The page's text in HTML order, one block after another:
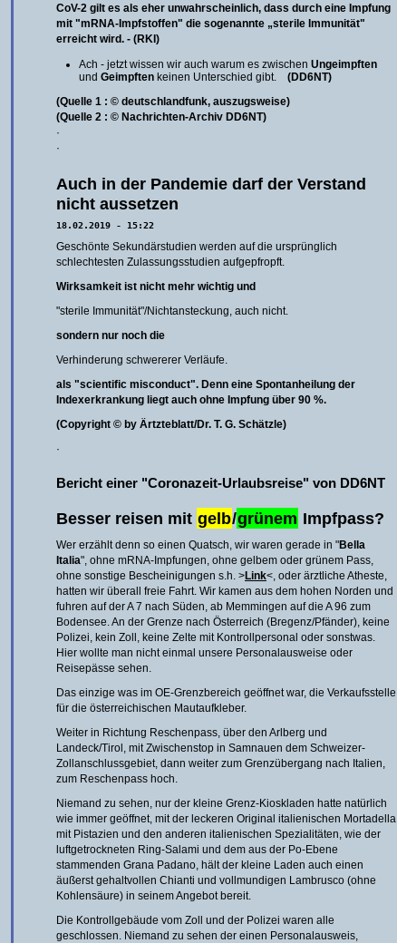
CoV-2 gilt es als eher unwahrscheinlich, dass durch eine Impfung
mit "mRNA-Impfstoffen" die sogenannte „sterile Immunität"
erreicht wird. - (RKI)
Ach - jetzt wissen wir auch warum es zwischen Ungeimpften
und Geimpften keinen Unterschied gibt. (DD6NT)
(Quelle 1 : © deutschlandfunk, auszugsweise)
(Quelle 2 : © Nachrichten-Archiv DD6NT)
·
·
Auch in der Pandemie darf der Verstand
nicht aussetzen
18.02.2019 - 15:22
Geschönte Sekundärstudien werden auf die ursprünglich
schlechtesten Zulassungsstudien aufgepfropft.
Wirksamkeit ist nicht mehr wichtig und
"sterile Immunität"/Nichtansteckung, auch nicht.
sondern nur noch die
Verhinderung schwererer Verläufe.
als "scientific misconduct". Denn eine Spontanheilung der
Indexerkrankung liegt auch ohne Impfung über 90 %.
(Copyright © by Ärtzteblatt/Dr. T. G. Schätzle)
·
Bericht einer "Coronazeit-Urlaubsreise" von DD6NT
Besser reisen mit gelb/grünem Impfpass?
Wer erzählt denn so einen Quatsch, wir waren gerade in "Bella
Italia", ohne mRNA-Impfungen, ohne gelbem oder grünem Pass,
ohne sonstige Bescheinigungen s.h. >Link<, oder ärztliche Atheste,
hatten wir überall freie Fahrt. Wir kamen aus dem hohen Norden und
fuhren auf der A 7 nach Süden, ab Memmingen auf die A 96 zum
Bodensee. An der Grenze nach Österreich (Bregenz/Pfänder), keine
Polizei, kein Zoll, keine Zelte mit Kontrollpersonal oder sonstwas.
Hier wollte man nicht einmal unsere Personalausweise oder
Reisepässe sehen.
Das einzige was im OE-Grenzbereich geöffnet war, die Verkaufsstelle
für die österreichischen Mautaufkleber.
Weiter in Richtung Reschenpass, über den Arlberg und
Landeck/Tirol, mit Zwischenstop in Samnauen dem Schweizer-
Zollanschlussgebiet, dann weiter zum Grenzübergang nach Italien,
zum Reschenpass hoch.
Niemand zu sehen, nur der kleine Grenz-Kioskladen hatte natürlich
wie immer geöffnet, mit der leckeren Original italienischen Mortadella
mit Pistazien und den anderen italienischen Spezialitäten, wie der
luftgetrockneten Ring-Salami und dem aus der Po-Ebene
stammenden Grana Padano, hält der kleine Laden auch einen
äußerst gehaltvollen Chianti und vollmundigen Lambrusco (ohne
Kohlensäure) in seinem Angebot bereit.
Die Kontrollgebäude vom Zoll und der Polizei waren alle
geschlossen. Niemand zu sehen der einen Personalausweis,